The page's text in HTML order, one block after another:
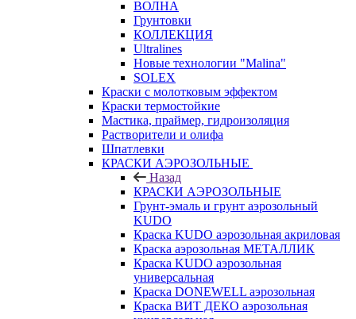
ВОЛНА
Грунтовки
КОЛЛЕКЦИЯ
Ultralines
Новые технологии "Malina"
SOLEX
Краски с молотковым эффектом
Краски термостойкие
Мастика, праймер, гидроизоляция
Растворители и олифа
Шпатлевки
КРАСКИ АЭРОЗОЛЬНЫЕ
Назад
КРАСКИ АЭРОЗОЛЬНЫЕ
Грунт-эмаль и грунт аэрозольный
KUDO
Краска KUDO аэрозольная акриловая
Краска аэрозольная МЕТАЛЛИК
Краска KUDO аэрозольная
универсальная
Краска DONEWELL аэрозольная
Краска ВИТ ДЕКО аэрозольная